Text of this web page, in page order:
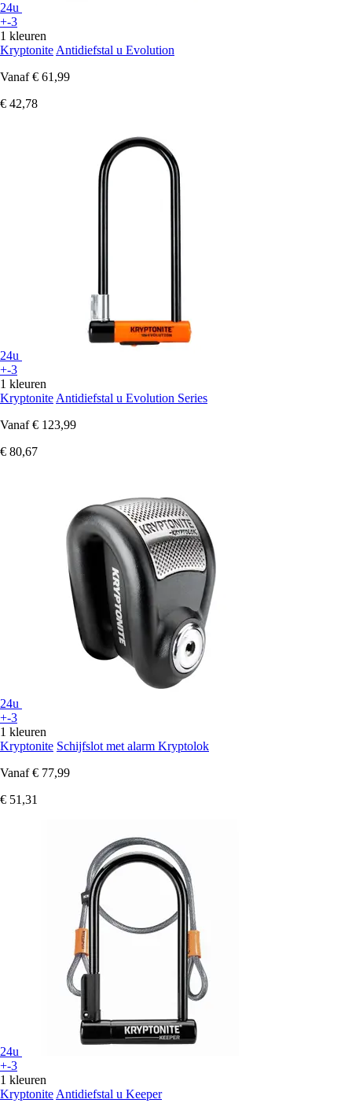
24u
+-3
1 kleuren
Kryptonite Antidiefstal u Evolution
Vanaf € 61,99
€ 42,78
24u
+-3
1 kleuren
Kryptonite Antidiefstal u Evolution Series
Vanaf € 123,99
€ 80,67
24u
+-3
1 kleuren
Kryptonite Schijfslot met alarm Kryptolok
Vanaf € 77,99
€ 51,31
24u
+-3
1 kleuren
Kryptonite Antidiefstal u Keeper